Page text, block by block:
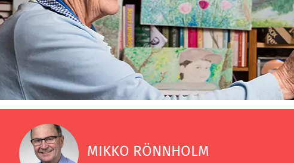
MIKKO RÖNNHOLM